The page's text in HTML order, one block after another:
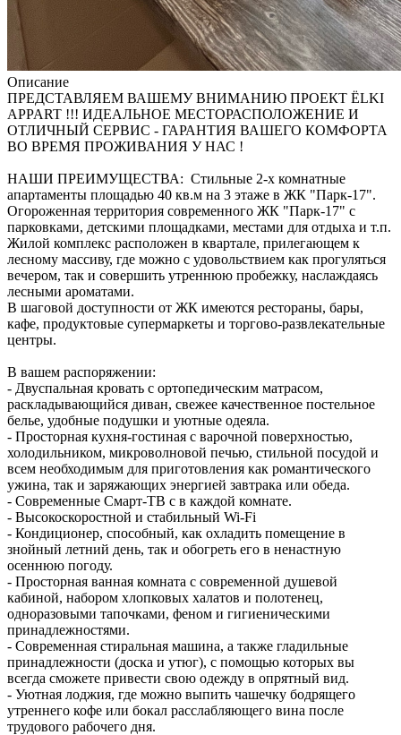
Описание
ПРЕДСТАВЛЯЕМ ВАШЕМУ ВНИМАНИЮ ПРОЕКТ ЁLKI
APPART !!! ИДЕАЛЬНОЕ МЕСТОРАСПОЛОЖЕНИЕ И
ОТЛИЧНЫЙ СЕРВИС - ГАРАНТИЯ ВАШЕГО КОМФОРТА
ВО ВРЕМЯ ПРОЖИВАНИЯ У НАС !
НАШИ ПРЕИМУЩЕСТВА: Стильные 2-х комнатные
апартаменты площадью 40 кв.м на 3 этаже в ЖК "Парк-17".
Огороженная территория современного ЖК "Парк-17" с
парковками, детскими площадками, местами для отдыха и т.п.
Жилой комплекс расположен в квартале, прилегающем к
лесному массиву, где можно с удовольствием как прогуляться
вечером, так и совершить утреннюю пробежку, наслаждаясь
лесными ароматами.
В шаговой доступности от ЖК имеются рестораны, бары,
кафе, продуктовые супермаркеты и торгово-развлекательные
центры.
В вашем распоряжении:
- Двуспальная кровать с ортопедическим матрасом,
раскладывающийся диван, свежее качественное постельное
белье, удобные подушки и уютные одеяла.
- Просторная кухня-гостиная с варочной поверхностью,
холодильником, микроволновой печью, стильной посудой и
всем необходимым для приготовления как романтического
ужина, так и заряжающих энергией завтрака или обеда.
- Современные Смарт-ТВ с в каждой комнате.
- Высокоскоростной и стабильный Wi-Fi
- Кондиционер, способный, как охладить помещение в
знойный летний день, так и обогреть его в ненастную
осеннюю погоду.
- Просторная ванная комната с современной душевой
кабиной, набором хлопковых халатов и полотенец,
одноразовыми тапочками, феном и гигиеническими
принадлежностями.
- Современная стиральная машина, а также гладильные
принадлежности (доска и утюг), с помощью которых вы
всегда сможете привести свою одежду в опрятный вид.
- Уютная лоджия, где можно выпить чашечку бодрящего
утреннего кофе или бокал расслабляющего вина после
трудового рабочего дня.